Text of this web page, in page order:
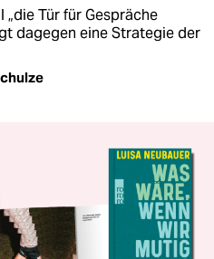
„die Tür für Gespräche
dagegen eine Strategie der